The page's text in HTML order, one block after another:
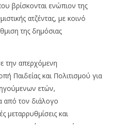
βρίσκονται ενώπιον της
ατζέντας, με κοινό
της δημόσιας
την απερχόμενη
Παιδείας και Πολιτισμού για
ετών,
από τον διάλογο
μεταρρυθμίσεις και